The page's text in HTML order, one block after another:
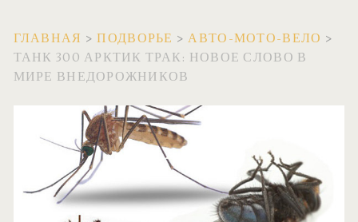
ГЛАВНАЯ >ПОДВОРЬЕ >АВТО-МОТО-ВЕЛО >
ТАНК 300 АРКТИК ТРАК: НОВОЕ СЛОВО В
МИРЕ ВНЕДОРОЖНИКОВ